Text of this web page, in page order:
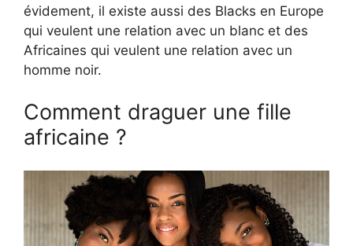
évidement, il existe aussi des Blacks en Europe
qui veulent une relation avec un blanc et des
Africaines qui veulent une relation avec un
homme noir.
Comment draguer une fille
africaine ?